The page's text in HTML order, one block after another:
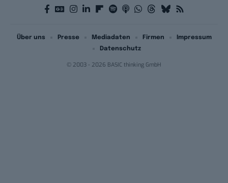
© 2003 - 2026 BASIC thinking GmbH
Über uns Presse Mediadaten Firmen
Impressum
Datenschutz